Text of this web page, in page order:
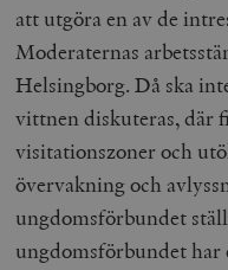
att utgöra en av de
Moderaternas
Helsingborg. Då ska
vittnen diskuteras, där
visitationszoner och
övervakning och
ungdomsförbundet
ungdomsförbundet har